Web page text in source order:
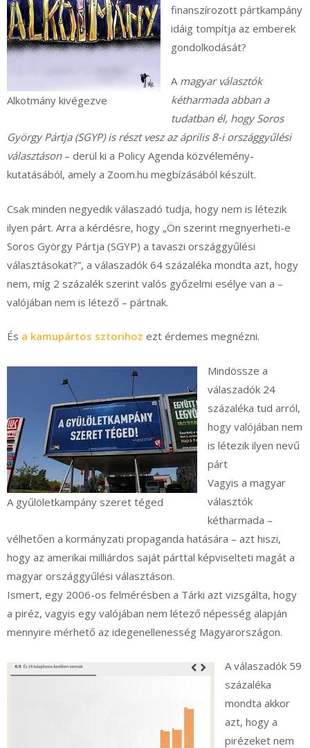
Alkotmány kivégezve
finanszírozott pártkampány
idáig tompítja az emberek
gondolkodását?
A magyar választók
kétharmada abban a
tudatban él, hogy Soros
György Pártja (SGYP) is részt vesz az április 8-i országgyűlési
választáson– derül ki a Policy Agenda közvélemény-
kutatásából, amely a Zoom.hu megbízásából készült.
Csak minden negyedik válaszadó tudja, hogy nem is létezik
ilyen párt. Arra a kérdésre, hogy „Ön szerint megnyerheti-e
Soros György Pártja (SGYP) a tavaszi országgyűlési
választásokat?”, a válaszadók 64 százaléka mondta azt, hogy
nem, míg 2 százalék szerint valós győzelmi esélye van a –
valójában nem is létező – pártnak.
És a kamupártos sztorihoz ezt érdemes megnézni.
A gyűlöletkampány szeret téged
Mindössze a
válaszadók 24
százaléka tud arról,
hogy valójában nem
is létezik ilyen nevű
párt
Vagyis a magyar
választók
kétharmada –
vélhetően a kormányzati propaganda hatására – azt hiszi,
hogy az amerikai milliárdos saját párttal képviselteti magát a
magyar országgyűlési választáson.
Ismert, egy 2006-os felmérésben a Tárki azt vizsgálta, hogy
a piréz, vagyis egy valójában nem létező népesség alapján
mennyire mérhető az idegenellenesség Magyarországon.
A válaszadók 59
százaléka
mondta akkor
azt, hogy a
pirézeket nem